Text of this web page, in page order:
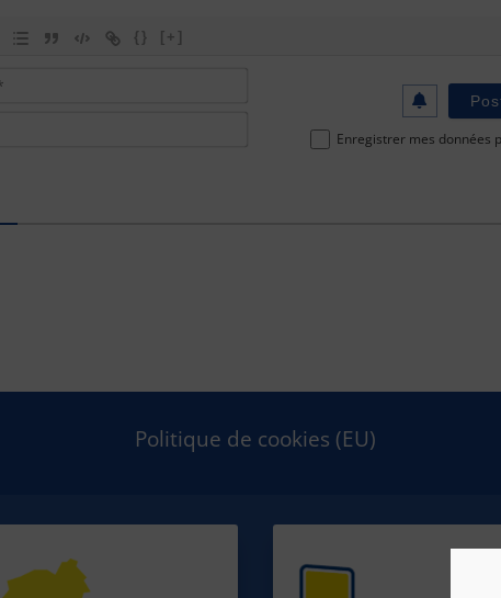
{} [+]
Pseudo*
Email* Enregistrer mes données
Politique de cookies (EU)